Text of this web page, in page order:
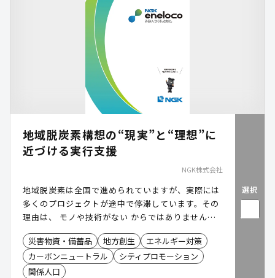
地域脱炭素構想の“現実”と“理想”に
近づける実行支援
NGK株式会社
地域脱炭素は全国で進められていますが、実際には
多くのプロジェクトが途中で停滞しています。その
理由は、 モノや技術がない からではありません。
再エネ設備や蓄電池、VPPなどのモノや技術は既に
存在しています。 一方で、脱炭素を推進する主役で
ある「地域」に事業を設計する人材が不足してい
る、何から着手すればよいかわからない、関係者調
災害物資・備蓄品 地方創生
エネルギー対策
カーボンニュートラル
シティプロモーション
関係人口
選択